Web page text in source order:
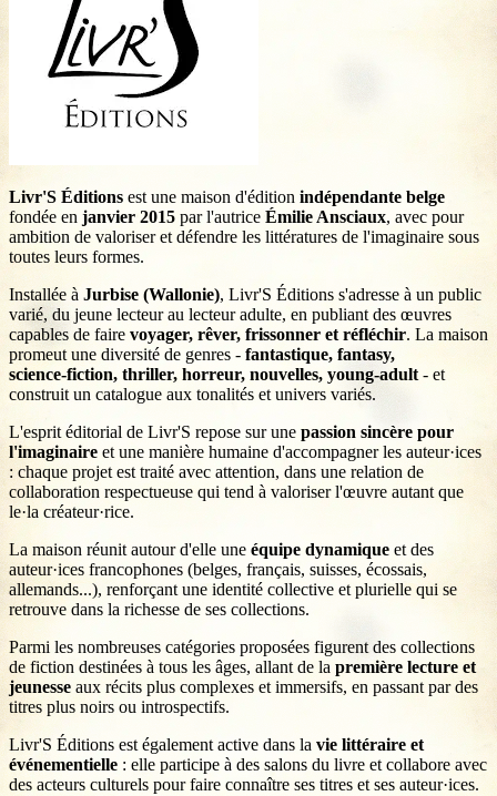
Livr'S Éditions est une maison d'édition indépendante belge
fondée en janvier 2015 par l'autrice Émilie Ansciaux, avec pour
ambition de valoriser et défendre les littératures de l'imaginaire sous
toutes leurs formes.
Installée à Jurbise (Wallonie), Livr'S Éditions s'adresse à un public
varié, du jeune lecteur au lecteur adulte, en publiant des œuvres
capables de faire voyager, rêver, frissonner et réfléchir. La maison
promeut une diversité de genres - fantastique, fantasy,
science‑fiction, thriller, horreur, nouvelles, young‑adult - et
construit un catalogue aux tonalités et univers variés.
L'esprit éditorial de Livr'S repose sur une passion sincère pour
l'imaginaire et une manière humaine d'accompagner les auteur·ices
: chaque projet est traité avec attention, dans une relation de
collaboration respectueuse qui tend à valoriser l'œuvre autant que
le·la créateur·rice.
La maison réunit autour d'elle une équipe dynamique et des
auteur·ices francophones (belges, français, suisses, écossais,
allemands...), renforçant une identité collective et plurielle qui se
retrouve dans la richesse de ses collections.
Parmi les nombreuses catégories proposées figurent des collections
de fiction destinées à tous les âges, allant de la première lecture et
jeunesse aux récits plus complexes et immersifs, en passant par des
titres plus noirs ou introspectifs.
Livr'S Éditions est également active dans la vie littéraire et
événementielle : elle participe à des salons du livre et collabore avec
des acteurs culturels pour faire connaître ses titres et ses auteur·ices.